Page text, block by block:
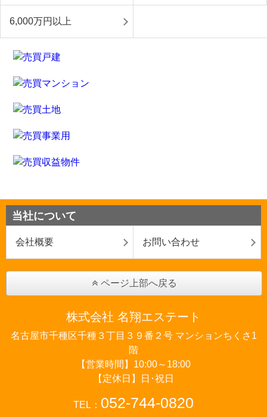
6,000万円以上
当社について
会社概要 お問い合わせ
ページ上部へ戻る
株式会社 名翔エステート
名古屋市千種区千種３丁目３９番２号 マンションちくさ1
階
【営業時間】10:00～18:00
【定休日】日･祝日
TEL： 052-744-0820